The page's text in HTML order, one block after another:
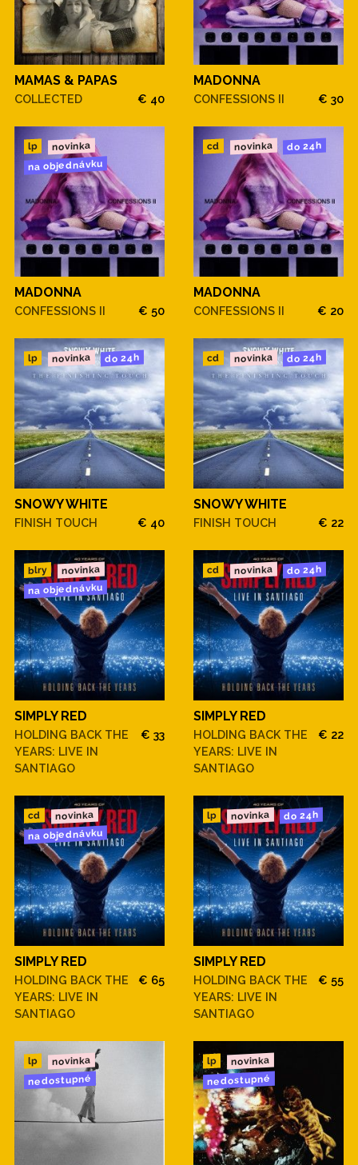
MAMAS & PAPAS
COLLECTED € 40
MADONNA
CONFESSIONS II € 30
lp novinka
na objednávku
MADONNA
CONFESSIONS II € 50
cd novinka do 24h
MADONNA
CONFESSIONS II € 20
lp novinka do 24h
SNOWY WHITE
FINISH TOUCH € 40
cd novinka do 24h
SNOWY WHITE
FINISH TOUCH € 22
blry novinka
na objednávku
SIMPLY RED
HOLDING BACK THE
YEARS: LIVE IN
SANTIAGO
€ 33
cd novinka do 24h
SIMPLY RED
HOLDING BACK THE
YEARS: LIVE IN
SANTIAGO
€ 22
cd novinka
na objednávku
SIMPLY RED
HOLDING BACK THE
YEARS: LIVE IN
SANTIAGO
€ 65
lp novinka do 24h
SIMPLY RED
HOLDING BACK THE
YEARS: LIVE IN
SANTIAGO
€ 55
lp novinka
nedostupné
lp novinka
nedostupné